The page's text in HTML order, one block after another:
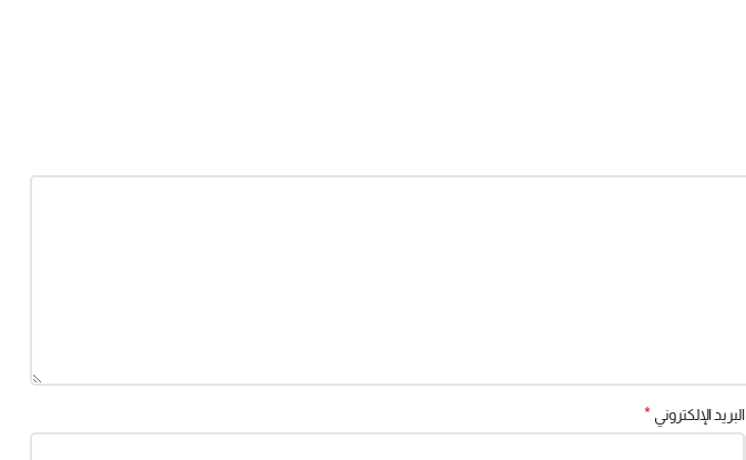
البريد الإلكتروني *